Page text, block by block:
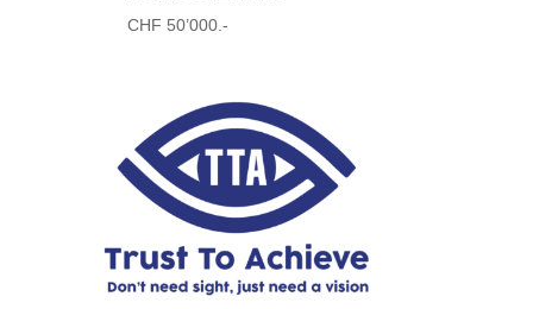
CHF 50’000.-